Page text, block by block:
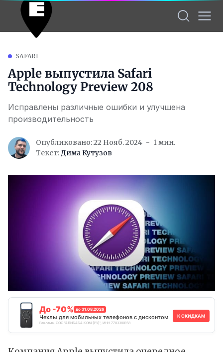
SAFARI
Apple выпустила Safari
Technology Preview 208
Исправлены различные ошибки и улучшена
производительность
Опубликовано: 22 Нояб. 2024
1 мин.
Текст:Дима Кутузов
До -70% до 31.08.2026
Чехлы для мобильных телефонов с дисконтом
Реклама. ООО "АЛИБАБА.КОМ (РУ)", ИНН 7703380158
К СКИДКАМ